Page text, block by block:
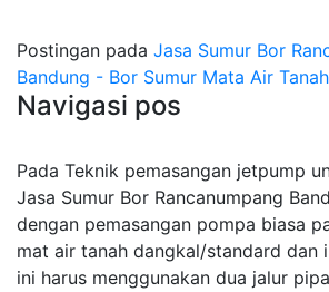
Postingan pada Jasa Sumur Bor
Bandung - Bor Sumur Mata Air
Navigasi pos
Pada Teknik pemasangan jetpump
Jasa Sumur Bor Rancanumpang
dengan pemasangan pompa biasa
mat air tanah dangkal/standard dan
ini harus menggunakan dua jalur